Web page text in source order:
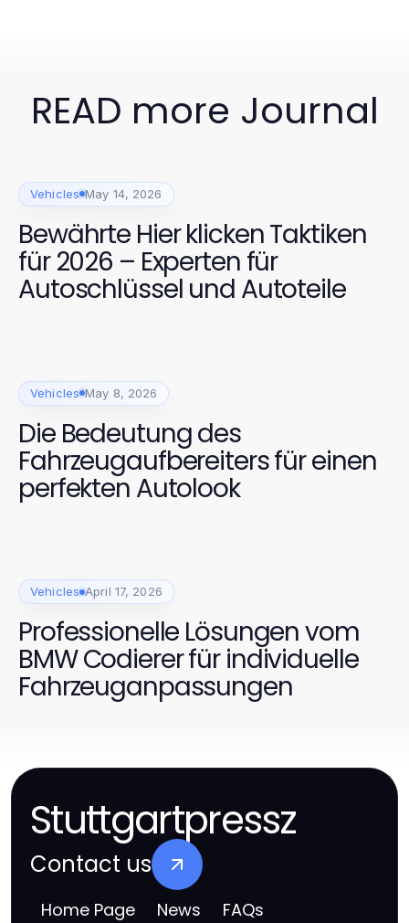
READ more Journal
Vehicles May 14, 2026
Bewährte Hier klicken Taktiken
für 2026 – Experten für
Autoschlüssel und Autoteile
Vehicles May 8, 2026
Die Bedeutung des
Fahrzeugaufbereiters für einen
perfekten Autolook
Vehicles April 17, 2026
Professionelle Lösungen vom
BMW Codierer für individuelle
Fahrzeuganpassungen
Stuttgartpressz
Contact us
Home Page News FAQs